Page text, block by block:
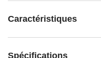
Caractéristiques
Spécifications